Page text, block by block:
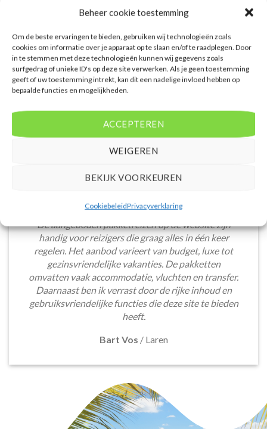
Beheer cookie toestemming
Om de beste ervaringen te bieden, gebruiken wij technologieën zoals
cookies om informatie over je apparaat op te slaan en/of te raadplegen. Door
in te stemmen met deze technologieën kunnen wij gegevens zoals
surfgedrag of unieke ID's op deze site verwerken. Als je geen toestemming
geeft of uw toestemming intrekt, kan dit een nadelige invloed hebben op
bepaalde functies en mogelijkheden.
ACCEPTEREN
WEIGEREN
BEKIJK VOORKEUREN
CookiebeleidPrivacyverklaring
Het aanbod van accommodaties op 2Curacao.nl is
erg goed. Van luxe resorts tot budgetvriendelijke
hotels, de site biedt een breed scala aan opties. De
handige zoekfilters maakten het eenvoudig om
accommodaties te vinden die aansluiten bij mijn
voorkeuren en budget.
De aangeboden pakketreizen op de website zijn
handig voor reizigers die graag alles in één keer
regelen. Het aanbod varieert van budget, luxe tot
gezinsvriendelijke vakanties. De pakketten
omvatten vaak accommodatie, vluchten en transfer.
Daarnaast ben ik verrast door de rijke inhoud en
gebruiksvriendelijke functies die deze site te bieden
heeft.
Bart Vos / Laren